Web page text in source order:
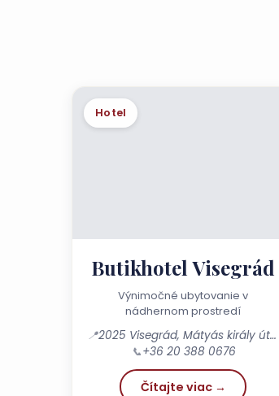
Hotel
Butikhotel Visegrád
Výnimočné ubytovanie v
nádhernom prostredí
📍
2025 Visegrád, Mátyás király út 61.
📞+36 20 388 0676
Čítajte viac →